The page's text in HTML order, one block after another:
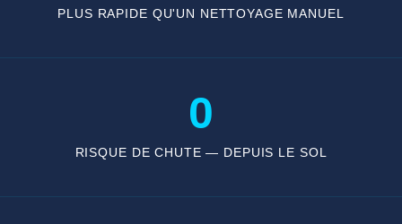
PLUS RAPIDE QU'UN NETTOYAGE MANUEL
0
RISQUE DE CHUTE — DEPUIS LE SOL